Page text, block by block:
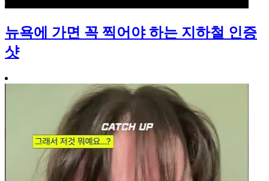
뉴욕에 가면 꼭 찍어야 하는 지하철 인증
샷